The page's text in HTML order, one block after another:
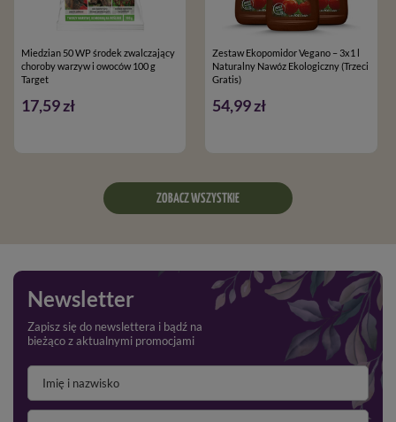
Miedzian 50 WP środek zwalczający
choroby warzyw i owoców 100 g
Target
17,59 zł
Zestaw Ekopomidor Vegano – 3x1 l
Naturalny Nawóz Ekologiczny (Trzeci
Gratis)
54,99 zł
ZOBACZ WSZYSTKIE
Newsletter
Zapisz się do newslettera i bądź na
bieżąco z aktualnymi promocjami